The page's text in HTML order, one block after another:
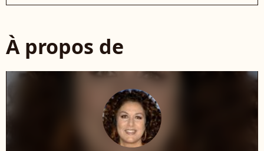
À propos de